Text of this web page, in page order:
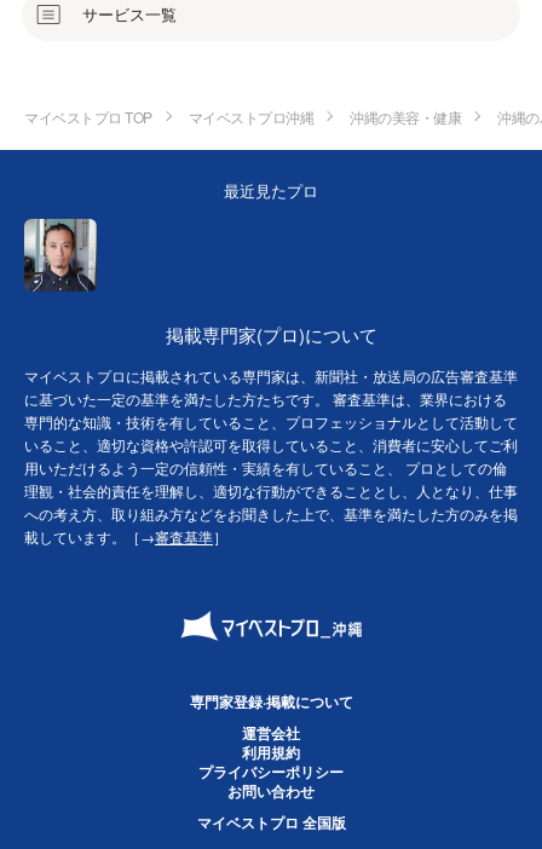
サービス一覧
マイベストプロ TOP マイベストプロ沖縄 沖縄の美容・健康 沖縄
最近見たプロ
掲載専門家(プロ)について
マイベストプロに掲載されている専門家は、新聞社・放送局の広告審査基準
に基づいた一定の基準を満たした方たちです。 審査基準は、業界における
専門的な知識・技術を有していること、プロフェッショナルとして活動して
いること、適切な資格や許認可を取得していること、消費者に安心してご利
用いただけるよう一定の信頼性・実績を有していること、 プロとしての倫
理観・社会的責任を理解し、適切な行動ができることとし、人となり、仕事
への考え方、取り組み方などをお聞きした上で、基準を満たした方のみを掲
載しています。［→審査基準］
専門家登録·掲載について
運営会社
利用規約
プライバシーポリシー
お問い合わせ
マイベストプロ 全国版